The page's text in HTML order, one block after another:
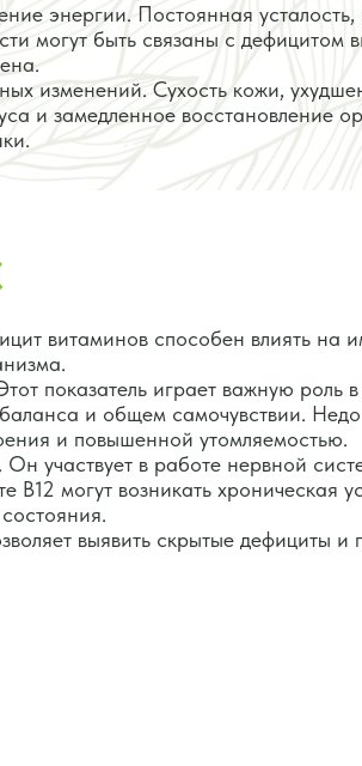
энергии. Постоянная усталость,
могут быть связаны с дефицитом
изменений. Сухость кожи,
и замедленное восстановление
витаминов способен влиять на
показатель играет важную роль
и общем самочувствии.
и повышенной утомляемостью.
участвует в работе нервной
могут возникать хроническая
выявить скрытые дефициты и